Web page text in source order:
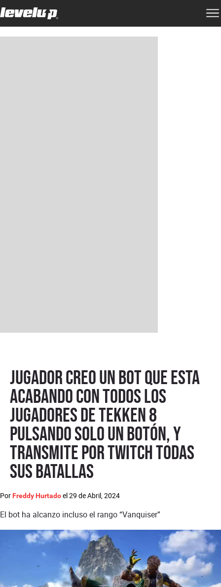
Jugador creo un bot que esta
acabando con todos los
jugadores de Tekken 8
pulsando solo un botón, y
transmite por Twitch todas
sus batallas
Por Freddy Hurtadoel29 de Abril, 2024
El bot ha alcanzo incluso el rango “Vanquiser”